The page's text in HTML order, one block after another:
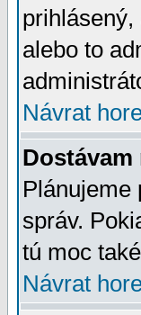
alebo to
Návrat
Plánujeme
správ.
tú moc
Návrat